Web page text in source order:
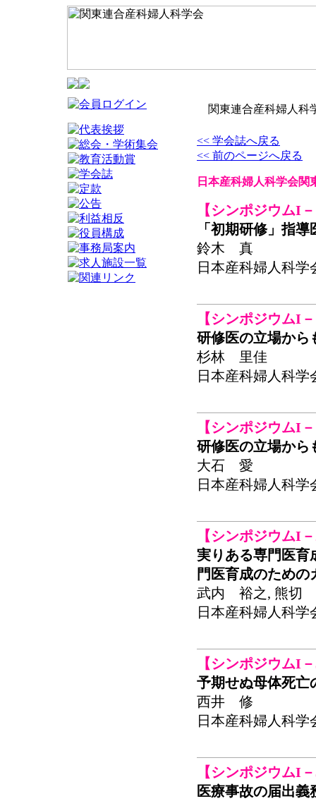
関東連合産科婦人科
<< 学会誌へ戻る
<< 前のページへ戻る
日本産科婦人科学会
【シンポジウムI
「初期研修」指
鈴木 真
日本産科婦人科学
【シンポジウムI
研修医の立場から
杉林 里佳
日本産科婦人科学
【シンポジウムI
研修医の立場から
大石 愛
日本産科婦人科学
【シンポジウムI
実りある専門医
門医育成のための
武内 裕之, 熊切
日本産科婦人科学
【シンポジウムI
予期せぬ母体死
西井 修
日本産科婦人科学
【シンポジウムI
医療事故の届出